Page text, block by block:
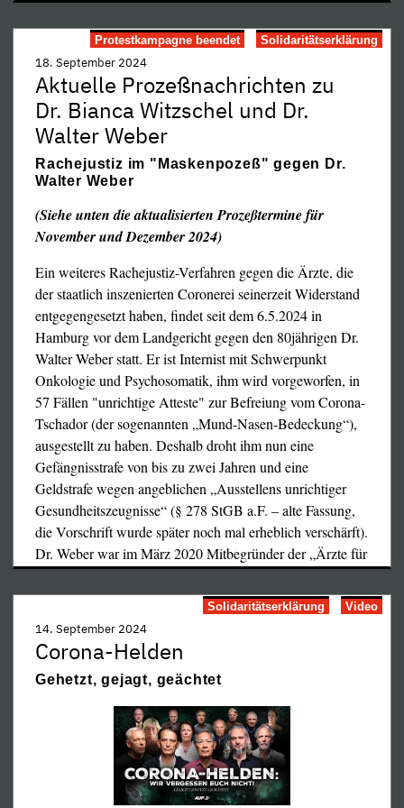
Landgerichts Hamburg verlegt, also dorthin, wo
normalerweise Schwerverbrecher verurteilt werden. Das
Publikum wartete bereits seit dem frühen Morgen bei
Kälte und strömendem Regen stundenlang, bis die
zeitraubenden, schikanösen „Sicherheitskontrollen“
beendet waren und man dann gnädigerweise Einlaß in den
mit Panzerglas gesicherten Zuschauerraum bekam. Bei
über hundert Zuschauern zog sich diese Prozedur
verständlicherweise über Stunden hin. Im Saal selbst
zeigte sich zum ersten Mal seit Prozeßbeginn wieder die
Rufen „Wo wart Ihr die ganze Zeit?“ begrüßt wurde. Eine
Schweigeminute des Publikums für Dr. Weber noch vor
Beginn der Urteilsverkündung wurde von einer
Fernsehreporterin mit den Worten kommentiert, was das
fröhliches Lied singen.
Einen letzten Beweisantrag der Verteidigung noch
Urteilsverkündung schrie die Richterin mit
durchdringender Stimme nieder, so wie sie bereits
Protestkampagne beendet Solidaritätserklärung
18. September 2024
Aktuelle Prozeßnachrichten zu
Dr. Bianca Witzschel und Dr.
Walter Weber
Rachejustiz im "Maskenpozeß" gegen Dr.
Walter Weber
(Siehe unten die aktualisierten Prozeßtermine für
November und Dezember 2024)
Ein weiteres Rachejustiz-Verfahren gegen die Ärzte, die
der staatlich inszenierten Coronerei seinerzeit Widerstand
entgegengesetzt haben, findet seit dem 6.5.2024 in
Hamburg vor dem Landgericht gegen den 80jährigen Dr.
Walter Weber statt. Er ist Internist mit Schwerpunkt
Onkologie und Psychosomatik, ihm wird vorgeworfen, in
57 Fällen "unrichtige Atteste" zur Befreiung vom Corona-
Tschador (der sogenannten „Mund-Nasen-Bedeckung“),
ausgestellt zu haben. Deshalb droht ihm nun eine
Gefängnisstrafe von bis zu zwei Jahren und eine
Geldstrafe wegen angeblichen „Ausstellens unrichtiger
Gesundheitszeugnisse“ (§ 278 StGB a.F. – alte Fassung,
die Vorschrift wurde später noch mal erheblich verschärft).
Dr. Weber war im März 2020 Mitbegründer der „Ärzte für
…
Solidaritätserklärung Video
14. September 2024
Corona-Helden
Gehetzt, gejagt, geächtet